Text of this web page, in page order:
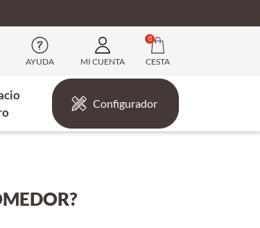
AYUDA MI CUENTA
0
CESTA
Configurador